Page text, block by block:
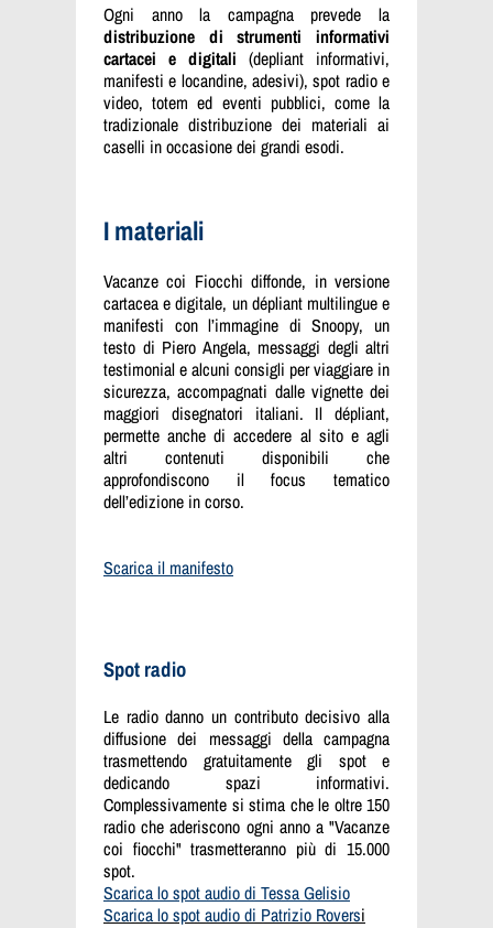
Ogni anno la campagna prevede la
distribuzione di strumenti informativi
cartacei e digitali (depliant informativi,
manifesti e locandine, adesivi), spot radio e
video, totem ed eventi pubblici, come la
tradizionale distribuzione dei materiali ai
caselli in occasione dei grandi esodi.
I materiali
Vacanze coi Fiocchi diffonde, in versione
cartacea e digitale, un dépliant multilingue e
manifesti con l’immagine di Snoopy, un
testo di Piero Angela, messaggi degli altri
testimonial e alcuni consigli per viaggiare in
sicurezza, accompagnati dalle vignette dei
maggiori disegnatori italiani. Il dépliant,
permette anche di accedere al sito e agli
altri contenuti disponibili che
approfondiscono il focus tematico
dell’edizione in corso.
Scarica il manifesto
Spot radio
Le radio danno un contributo decisivo alla
diffusione dei messaggi della campagna
trasmettendo gratuitamente gli spot e
dedicando spazi informativi.
Complessivamente si stima che le oltre 150
radio che aderiscono ogni anno a "Vacanze
coi fiocchi" trasmetteranno più di 15.000
spot.
Scarica lo spot audio di Tessa Gelisio
Scarica lo spot audio di Patrizio Roversi